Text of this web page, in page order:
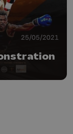
25/05/2021